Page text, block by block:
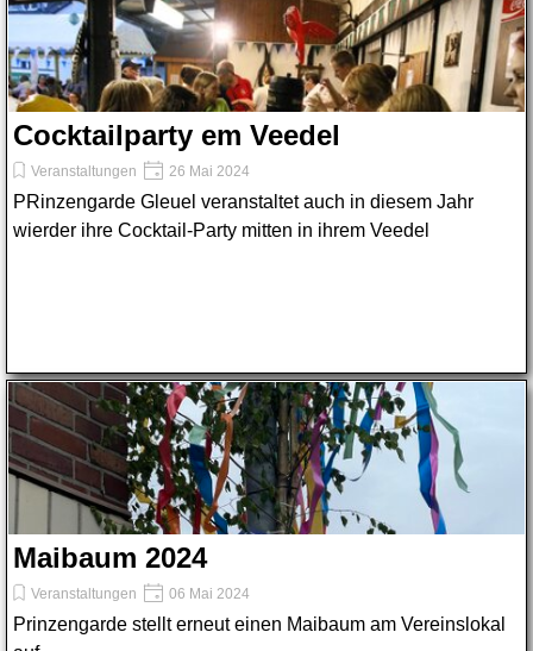
Cocktailparty em Veedel
Veranstaltungen 26 Mai 2024
PRinzengarde Gleuel veranstaltet auch in diesem Jahr
wierder ihre Cocktail-Party mitten in ihrem Veedel
Maibaum 2024
Veranstaltungen 06 Mai 2024
Prinzengarde stellt erneut einen Maibaum am Vereinslokal